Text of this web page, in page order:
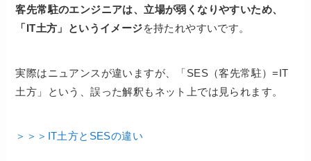
客先常駐のエンジニアは、立場が弱くなりやすいため、
「IT土方」というイメージを持たれやすいです。
実際はニュアンスが違いますが、「SES（客先常駐）=IT
土方」という、誤った解釈もネット上では見られます。
＞＞＞IT土方とSESの違い